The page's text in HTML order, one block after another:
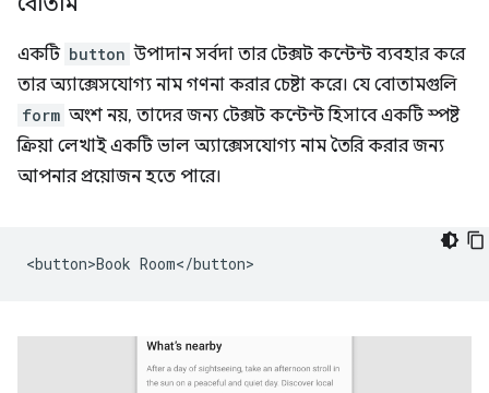
একটি button উপাদান সর্বদা তার টেক্সট কন্টেন্ট ব্যবহার করে
তার অ্যাক্সেসযোগ্য নাম গণনা করার চেষ্টা করে। যে বোতামগুলি
form অংশ নয়, তাদের জন্য টেক্সট কন্টেন্ট হিসাবে একটি স্পষ্ট
ক্রিয়া লেখাই একটি ভাল অ্যাক্সেসযোগ্য নাম তৈরি করার জন্য
আপনার প্রয়োজন হতে পারে।